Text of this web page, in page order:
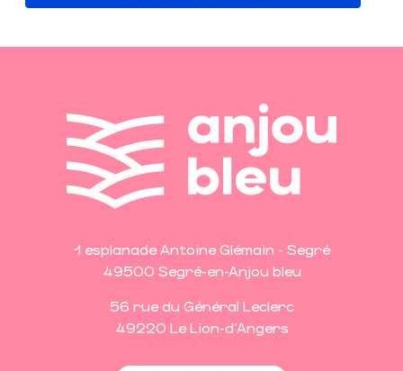
1 esplanade Antoine Glémain - Segré
49500 Segré-en-Anjou bleu
56 rue du Général Leclerc
49220 Le Lion-d'Angers